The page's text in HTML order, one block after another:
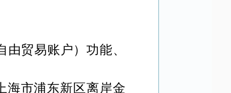
由贸易账户）功能、
海市浦东新区离岸金